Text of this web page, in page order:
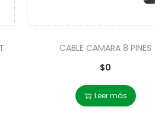
CABLE CAMARA 8 PINES
$0
Leer más